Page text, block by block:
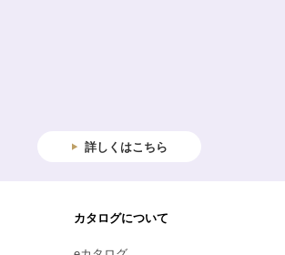
詳しくはこちら
カタログについて